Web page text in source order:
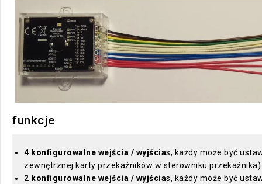
funkcje
4 konfigurowalne wejścia / wyjścias, każdy może być
zewnętrznej karty przekaźników w sterowniku przekaźnika)
2 konfigurowalne wejścia / wyjścias, każdy może być